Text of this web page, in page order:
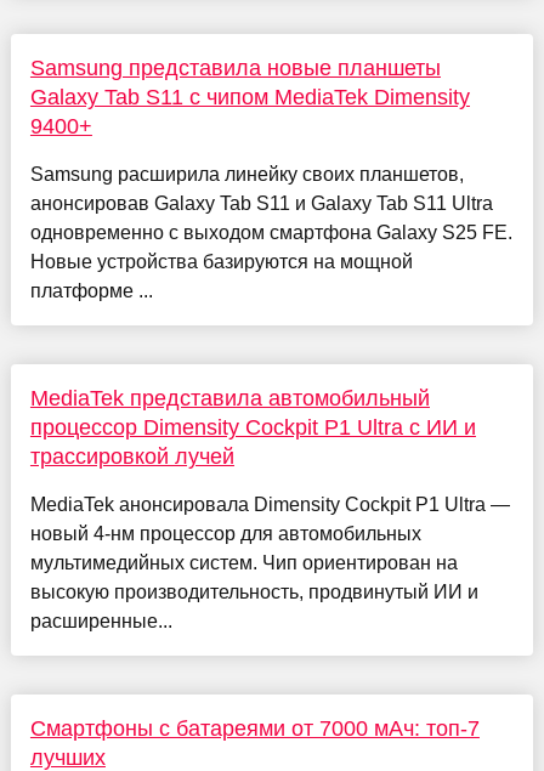
Samsung представила новые планшеты
Galaxy Tab S11 с чипом MediaTek Dimensity
9400+
Samsung расширила линейку своих планшетов,
анонсировав Galaxy Tab S11 и Galaxy Tab S11 Ultra
одновременно с выходом смартфона Galaxy S25 FE.
Новые устройства базируются на мощной
платформе ...
MediaTek представила автомобильный
процессор Dimensity Cockpit P1 Ultra с ИИ и
трассировкой лучей
MediaTek анонсировала Dimensity Cockpit P1 Ultra —
новый 4-нм процессор для автомобильных
мультимедийных систем. Чип ориентирован на
высокую производительность, продвинутый ИИ и
расширенные...
Смартфоны с батареями от 7000 мАч: топ-7
лучших